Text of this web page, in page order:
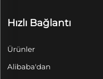
Hızlı Bağlantı
Ürünler
Alibaba'dan